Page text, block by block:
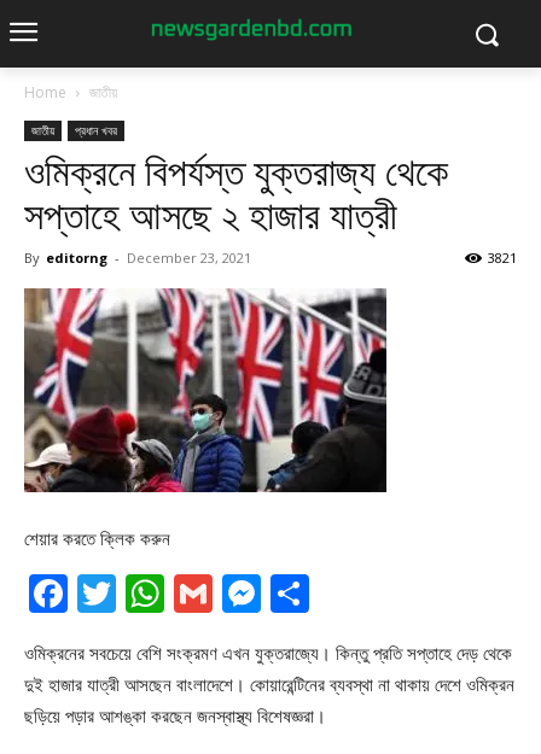
Home জাতীয়
জাতীয় প্রধান খবর
ওমিক্রনে বিপর্যস্ত যুক্তরাজ্য থেকে
সপ্তাহে আসছে ২ হাজার যাত্রী
By editorng - December 23, 2021 3821
শেয়ার করতে ক্লিক করুন
Facebook
Twitter
WhatsApp
GmailMessenger
ওমিক্রনের সবচেয়ে বেশি সংক্রমণ এখন যুক্তরাজ্যে। কিন্তু প্রতি সপ্তাহে দেড় থেকে
দুই হাজার যাত্রী আসছেন বাংলাদেশে। কোয়ারেন্টিনের ব্যবস্থা না থাকায় দেশে ওমিক্রন
ছড়িয়ে পড়ার আশঙ্কা করছেন জনস্বাস্থ্য বিশেষজ্ঞরা।